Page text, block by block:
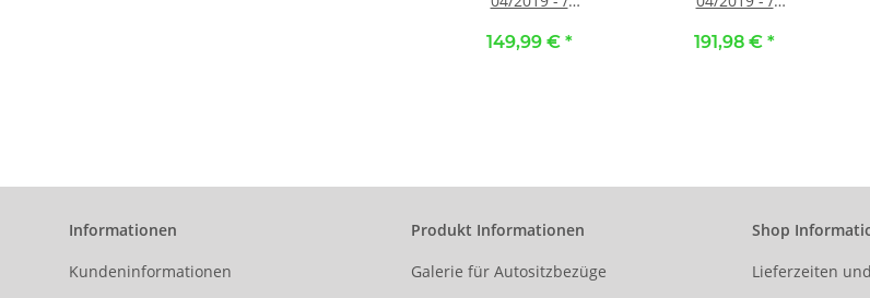
Vordersitzbezüge ::
149,99 € *
Rücksitzbezug :: K81.
191,98 € *
Informationen
Kundeninformationen
Produkt Informationen
Galerie für Autositzbezüge
Shop
Lieferzeiten